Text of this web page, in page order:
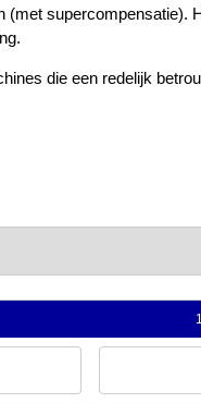
(met supercompensatie).
die een redelijk